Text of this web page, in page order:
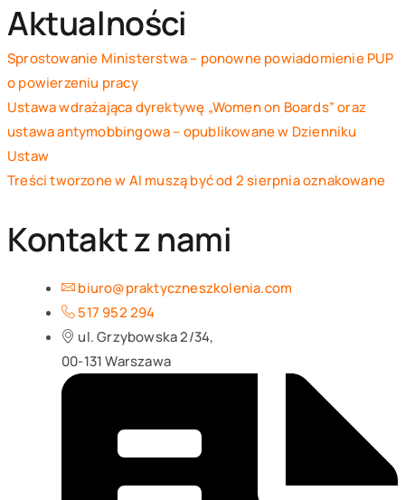
Aktualności
Sprostowanie Ministerstwa – ponowne powiadomienie PUP
o powierzeniu pracy
Ustawa wdrażająca dyrektywę „Women on Boards” oraz
ustawa antymobbingowa – opublikowane w Dzienniku
Ustaw
Treści tworzone w AI muszą być od 2 sierpnia oznakowane
Kontakt z nami
biuro@praktyczneszkolenia.com
517 952 294‬
ul. Grzybowska 2/34,
00-131 Warszawa